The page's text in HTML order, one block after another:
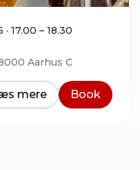
17.00 – 18.30
Aarhus C
mere Book